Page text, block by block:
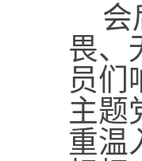
会
畏、
员们
主题
重温